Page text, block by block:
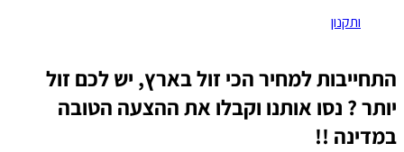
ותקנון
התחייבות למחיר הכי זול בארץ, יש לכם זול
יותר ? נסו אותנו וקבלו את ההצעה הטובה
במדינה !!